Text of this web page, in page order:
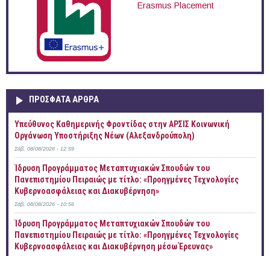
Erasmus Placement
ΠΡOΣΦΑΤΑ AΡΘΡΑ
Yπεύθυνος Καθημερινής Φροντίδας στην ΑΡΣΙΣ Κοινωνική
Οργάνωση Υποστήριξης Νέων (Αλεξανδρούπολη)
Σάβ, 08/08/2026 - 12:59
Ίδρυση Προγράμματος Μεταπτυχιακών Σπουδών του
Πανεπιστημίου Πειραιώς με τίτλο: «Προηγμένες Τεχνολογίες
Κυβερνοασφάλειας και Διακυβέρνηση»
Σάβ, 08/08/2026 - 10:56
Ίδρυση Προγράμματος Μεταπτυχιακών Σπουδών του
Πανεπιστημίου Πειραιώς με τίτλο: «Προηγμένες Τεχνολογίες
Κυβερνοασφάλειας και Διακυβέρνηση μέσω Έρευνας»